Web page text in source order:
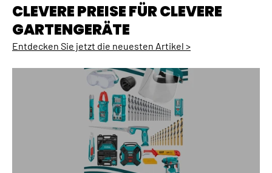
CLEVERE PREISE FÜR CLEVERE
GARTENGERÄTE
Entdecken Sie jetzt die neuesten Artikel >